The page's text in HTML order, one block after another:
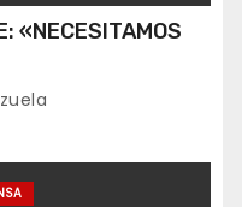
«NECESITAMOS